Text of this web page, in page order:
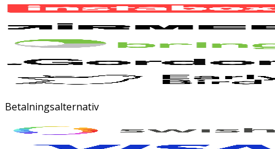
Betalningsalternativ